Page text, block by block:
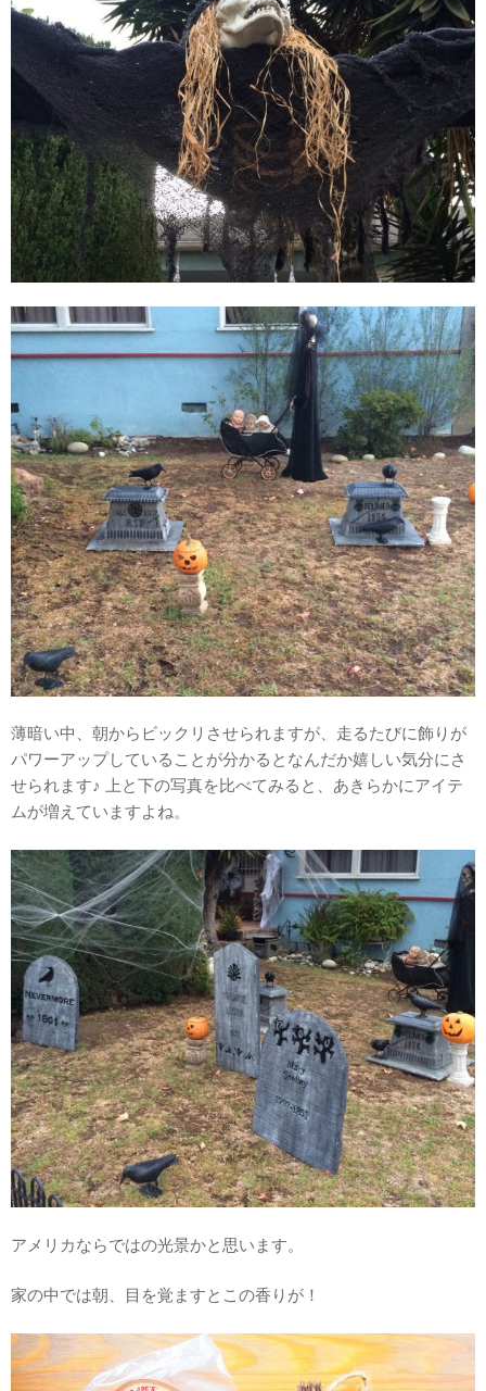
薄暗い中、朝からビックリさせられますが、走るたびに飾りが
パワーアップしていることが分かるとなんだか嬉しい気分にさ
せられます♪ 上と下の写真を比べてみると、あきらかにアイテ
ムが増えていますよね。
アメリカならではの光景かと思います。
家の中では朝、目を覚ますとこの香りが！